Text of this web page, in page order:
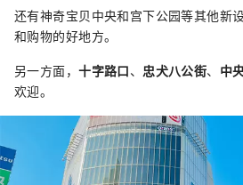
还有神奇宝贝中央和宫下公园等其他新
和购物的好地方。
另一方面，十字路口、 忠犬八公街、 中
欢迎。